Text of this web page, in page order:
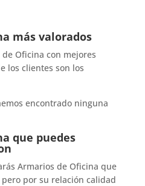
más valorados
Oficina con mejores
los clientes son los
encontrado ninguna
que puedes
Armarios de Oficina que
por su relación calidad